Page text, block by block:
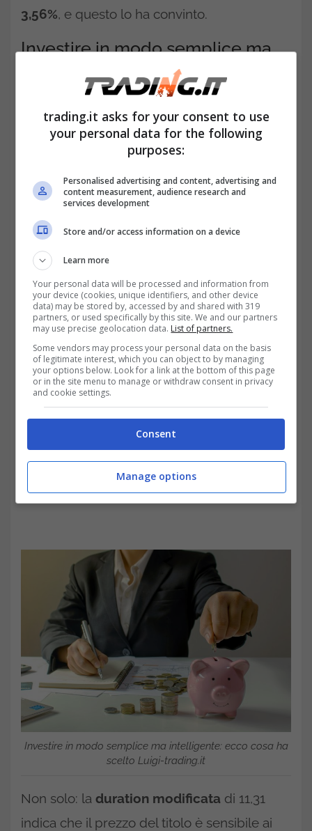
3,56%, e questo lo ha convinto.
Investire in modo semplice ma
intelligente: ecco cosa ha scelto
Con 200.000 euro investiti in questoBTP
Luigi riceverà ogni anno circa
scadenza, lo Stato gli restituirà220.583
euro
prezzo inferiore al valore di rimborso.
Sommando tutto, tra interessi e capitale,
Luigi arriverà a incassareoltre 300.000
euroin 15 anni. Tutto questo con un prodotto
trasparente, regolato e garantito.
Investire in modo semplice ma intelligente: ecco cosa ha
scelto Luigi-trading.it
Non solo: la duration modificata di 11,31
indica che il prezzo del titolo è sensibile ai
trading.it asks for your consent to use
your personal data for the following
purposes:
Personalised advertising and content, advertising and
content measurement, audience research and
services development
Store and/or access information on a device
Learn more
Your personal data will be processed and information from
your device (cookies, unique identifiers, and other device
data) may be stored by, accessed by and shared with 319
partners, or used specifically by this site. We and our partners
may use precise geolocation data. List of partners.
Some vendors may process your personal data on the basis
of legitimate interest, which you can object to by managing
your options below. Look for a link at the bottom of this page
or in the site menu to manage or withdraw consent in privacy
and cookie settings.
Consent
Manage options